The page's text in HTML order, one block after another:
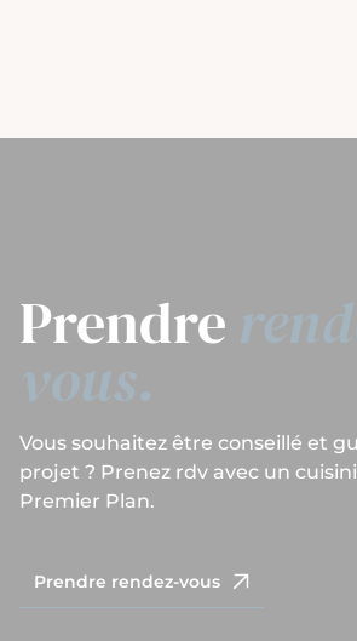
Prendre
vous.
Vous souhaitez être conseillé et
projet ? Prenez rdv avec un
Premier Plan.
Prendre rendez-vous